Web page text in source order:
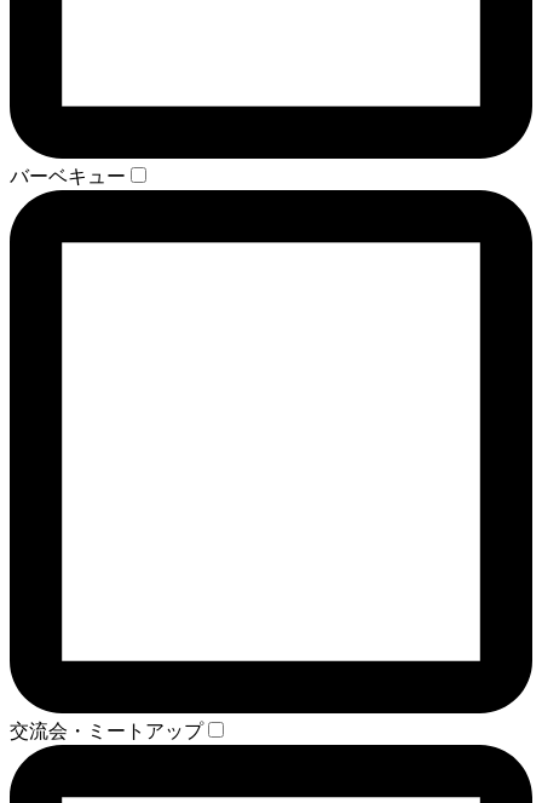
バーベキュー
交流会・ミートアップ